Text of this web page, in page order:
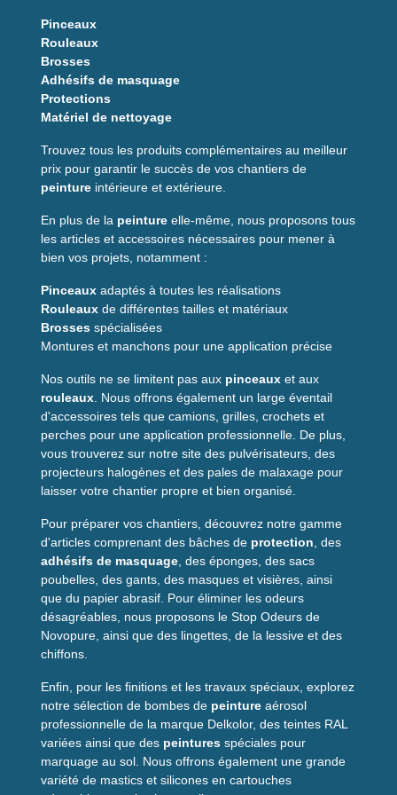
Les bénéfices pour vos
travaux
✅ Nettoyage rapide et efficace des surfaces
✅ Dilution optimale des peintures et vernis
✅ Entretien facile du matériel de peinture
✅ Liquide limpide et incolore pour précision visuelle
✅ Polyvalent pour tissus, bois et métaux
Caractéristiques
techniques
État physique : liquide limpide incolore
Odeur : caractéristique
Masse volumique (20°C) : 0,780 - 0,820 g/cm³
Teneur en eau : < 4% massique
Pureté : > 95% massique
Conditionnements disponibles : 250ml, 1L, 5L
Conseils d’utilisation
Appliquer sur surfaces propres et ventilées. Utiliser avec
précaution et éviter les flammes nues. Stocker dans un
endroit frais
et sec, à l’abri de la chaleur et hors de portée
des enfants. Convient à usage domestique et professionnel
pournettoyage et dilution.
FAQ
L’acétone peut-elle nettoyer
toutes les surfaces peintes ?
Oui, elle est efficace pour les vernis, peintures
cellulosiques
Peut-elle être utilisée pour le
dégraissage des métaux ?
Oui, elle dégraisse toutes lespièces métalliques de
précision comme l’horlogerie ou le modélisme.
Pinceaux
Rouleaux
Brosses
Adhésifs de masquage
Protections
Matériel de nettoyage
Trouvez tous les produits complémentaires au meilleur
prix pour garantir le succès de vos chantiers de
peinture intérieure et extérieure.
En plus de la peinture elle-même, nous proposons tous
les articles et accessoires nécessaires pour mener à
bien vos projets, notamment :
Pinceaux adaptés à toutes les réalisations
Rouleaux de différentes tailles et matériaux
Brosses spécialisées
Montures et manchons pour une application précise
Nos outils ne se limitent pas aux pinceaux et aux
rouleaux . Nous offrons également un large éventail
d'accessoires tels que camions, grilles, crochets et
perches pour une application professionnelle. De plus,
vous trouverez sur notre site des pulvérisateurs, des
projecteurs halogènes et des pales de malaxage pour
laisser votre chantier propre et bien organisé.
Pour préparer vos chantiers, découvrez notre gamme
d'articles comprenant des bâches de protection , des
adhésifs de masquage , des éponges, des sacs
poubelles, des gants, des masques et visières, ainsi
que du papier abrasif. Pour éliminer les odeurs
désagréables, nous proposons le Stop Odeurs de
Novopure, ainsi que des lingettes, de la lessive et des
chiffons.
Enfin, pour les finitions et les travaux spéciaux, explorez
notre sélection de bombes de peinture aérosol
professionnelle de la marque Delkolor, des teintes RAL
variées ainsi que des peintures spéciales pour
marquage au sol. Nous offrons également une grande
variété de mastics et silicones en cartouches